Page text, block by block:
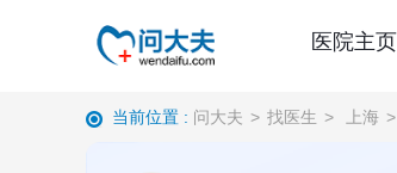
医院主页
当前位置 : 问大夫 > 找医生 > 上海 >